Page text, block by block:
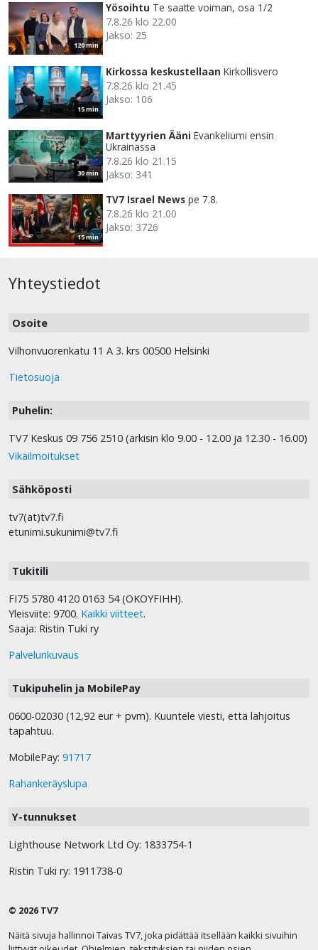
120 min
Yösoihtu Te saatte voiman, osa 1/2
7.8.26 klo 22.00
Jakso: 25
15 min
Kirkossa keskustellaan Kirkollisvero
7.8.26 klo 21.45
Jakso: 106
30 min
Marttyyrien Ääni Evankeliumi ensin
Ukrainassa
7.8.26 klo 21.15
Jakso: 341
15 min
TV7 Israel News pe 7.8.
7.8.26 klo 21.00
Jakso: 3726
Yhteystiedot
Osoite
Vilhonvuorenkatu 11 A 3. krs 00500 Helsinki
Tietosuoja
Puhelin:
TV7 Keskus 09 756 2510 (arkisin klo 9.00 - 12.00 ja 12.30 - 16.00)
Vikailmoitukset
Sähköposti
tv7(at)tv7.fi
etunimi.sukunimi@tv7.fi
Tukitili
FI75 5780 4120 0163 54 (OKOYFIHH).
Yleisviite: 9700. Kaikki viitteet.
Saaja: Ristin Tuki ry
Palvelunkuvaus
Tukipuhelin ja MobilePay
0600-02030 (12,92 eur + pvm). Kuuntele viesti, että lahjoitus
tapahtuu.
MobilePay: 91717
Rahankeräyslupa
Y-tunnukset
Lighthouse Network Ltd Oy: 1833754-1
Ristin Tuki ry: 1911738-0
© 2026 TV7
Näitä sivuja hallinnoi Taivas TV7, joka pidättää itsellään kaikki sivuihin